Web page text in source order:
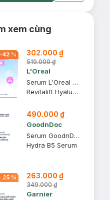
xem cùng
-42% 302.000 ₫
519.000 ₫
L'Oreal
Serum L'Oreal Hyaluronic Acid Cấp Ẩm Sáng Da 30ml
Revitalift Hyaluronic Acid 1.5% Hyaluron Serum
490.000 ₫
GoodnDoc
Serum GoodnDoc Dưỡng Ẩm, Hỗ Trợ Phục Hồi Da 30ml
Hydra B5 Serum
-25 % 263.000 ₫
349.000 ₫
Garnier